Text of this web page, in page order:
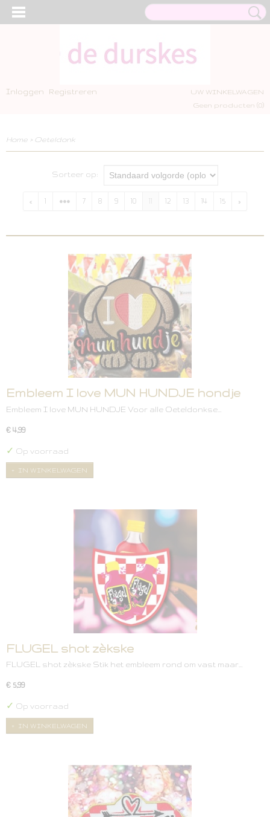
Inloggen Registreren
UW WINKELWAGEN
Geen producten (0)
Home > Oeteldonk
Sorteer op:
« 1 ••• 7 8 9 10 12 13 14 15 »
Embleem I love MUN HUNDJE hondje
Embleem I love MUN HUNDJE Voor alle Oeteldonkse…
€ 4,99
✓ Op voorraad
IN WINKELWAGEN
FLUGEL shot zèkske
FLUGEL shot zèkske Stik het embleem rond om vast maar…
€ 5,99
✓ Op voorraad
IN WINKELWAGEN